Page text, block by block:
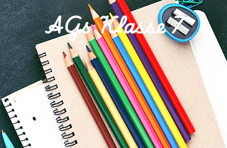
AGs Klasse 7